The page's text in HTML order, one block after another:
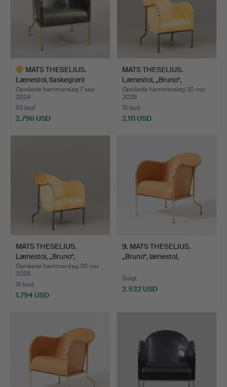
MATS THESELIUS.
Lænestol, flaskegrønt
læde…
Opnåede hammerslag 7 sep
2024
63 bud
2.796 USD
MATS THESELIUS.
Lænestol, „Bruno“,
Källemo…
Opnåede hammerslag 30 nov
2025
15 bud
2.111 USD
MATS THESELIUS.
Lænestol, „Bruno“,
Källemo…
Opnåede hammerslag 30 nov
2025
15 bud
1.794 USD
9. MATS THESELIUS.
„Bruno“, lænestol,
Solgt
2.532 USD